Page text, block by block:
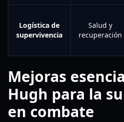
Logística de
supervivencia
Salud y
recuperación
Mejoras
Hugh para la
en combate